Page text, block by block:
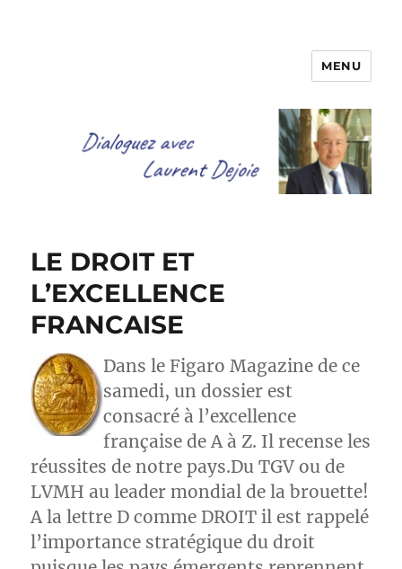
Dialoguez avec Laurent Dejoie
MENU
LE DROIT ET
L’EXCELLENCE
FRANCAISE
Dans le Figaro Magazine de ce
samedi, un dossier est
consacré à l’excellence
française de A à Z. Il recense les
réussites de notre pays.Du TGV ou de
LVMH au leader mondial de la brouette!
A la lettre D comme DROIT il est rappelé
l’importance stratégique du droit